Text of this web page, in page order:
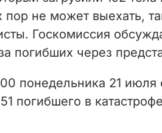
пор не может выехать,
Госкомиссия
погибших через
понедельника 21 июля
погибшего в